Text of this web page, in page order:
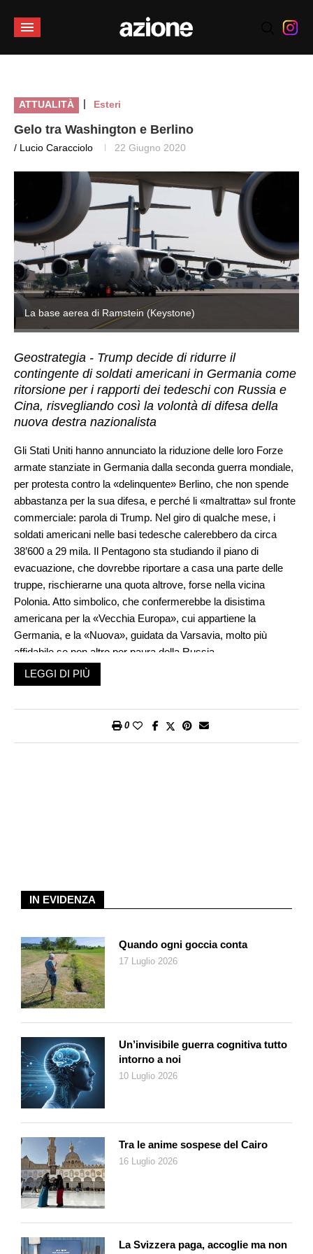
ATTUALITÀ | Esteri
Gelo tra Washington e Berlino
/ Lucio Caracciolo 22 Giugno 2020
La base aerea di Ramstein (Keystone)
Geostrategia - Trump decide di ridurre il
contingente di soldati americani in Germania come
ritorsione per i rapporti dei tedeschi con Russia e
Cina, risvegliando così la volontà di difesa della
nuova destra nazionalista
Gli Stati Uniti hanno annunciato la riduzione delle loro Forze
armate stanziate in Germania dalla seconda guerra mondiale,
per protesta contro la «delinquente» Berlino, che non spende
abbastanza per la sua difesa, e perché li «maltratta» sul fronte
commerciale: parola di Trump. Nel giro di qualche mese, i
soldati americani nelle basi tedesche calerebbero da circa
38’600 a 29 mila. Il Pentagono sta studiando il piano di
evacuazione, che dovrebbe riportare a casa una parte delle
truppe, rischierarne una quota altrove, forse nella vicina
Polonia. Atto simbolico, che confermerebbe la disistima
americana per la «Vecchia Europa», cui appartiene la
Germania, e la «Nuova», guidata da Varsavia, molto più
affidabile se non altro per paura della Russia.
Oggi il territorio tedesco ospita il più numeroso e
valore pratico e simbolico globale. Non è possibile fissare con
Le performance dell’ambasciatore Usa a Berlino, Richard
americana, esplicitamente critiche della Germania e dei
tedeschi, hanno contribuito ad inasprire le relazioni fra i due
paesi. Al punto che un recente sondaggio registra il crollo
verticale delle già non formidabili simpatie tedesche per gli
Usa, scese al livello della montante sinofilia.
La ambasciatrice tedesca a Washington, Emily Haber, ha
commentato così l’annuncio di Trump: «Le truppe americane
non sono da noi per difenderci. Ci sono per proteggere la
sicurezza transatlantica e aiutare gli Stati Uniti a proiettare la
propria potenza in Africa, in Asia».
Per capire l’importanza della disputa germano-americana,
occorre considerare il posto che Berlino occupa nella
geopolitica statunitense. Nei manuali strategici del Pentagono
si spiega che il peggiore degli scenari possibili è l’allineamento
Berlino-Mosca-Pechino. In questo modo si formerebbe in
Eurasia un nucleo di potenza alternativo agli Stati Uniti, capace
di minarne il dominio mondiale. Siamo molto lontani da questo
LEGGI DI PIÙ
0
IN EVIDENZA
Quando ogni goccia conta
17 Luglio 2026
Un’invisibile guerra cognitiva tutto
intorno a noi
10 Luglio 2026
Tra le anime sospese del Cairo
16 Luglio 2026
La Svizzera paga, accoglie ma non